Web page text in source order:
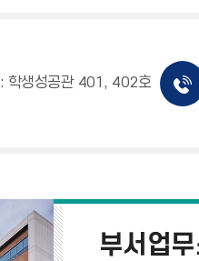
: 학생성공관 401, 402호
부서업무